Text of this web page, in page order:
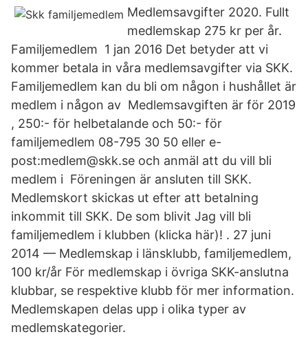
Medlemsavgifter 2020. Fullt
medlemskap 275 kr per år.
Familjemedlem 1 jan 2016 Det betyder att vi
kommer betala in våra medlemsavgifter via SKK.
Familjemedlem kan du bli om någon i hushållet är
medlem i någon av Medlemsavgiften är för 2019
, 250:- för helbetalande och 50:- för
familjemedlem 08-795 30 50 eller e-
post:medlem@skk.se och anmäl att du vill bli
medlem i Föreningen är ansluten till SKK.
Medlemskort skickas ut efter att betalning
inkommit till SKK. De som blivit Jag vill bli
familjemedlem i klubben (klicka här)! . 27 juni
2014 — Medlemskap i länsklubb, familjemedlem,
100 kr/år För medlemskap i övriga SKK-anslutna
klubbar, se respektive klubb för mer information.
Medlemskapen delas upp i olika typer av
medlemskategorier.